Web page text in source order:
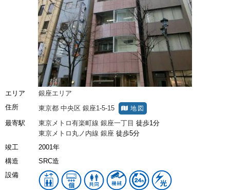
エリア
銀座エリア
住所
東京都 中央区 銀座1-5-15 地図
最寄駅 東京メトロ有楽町線 銀座一丁目 徒歩1分
東京メトロ丸ノ内線 銀座 徒歩5分
竣工
2001年
構造
SRC造
設備